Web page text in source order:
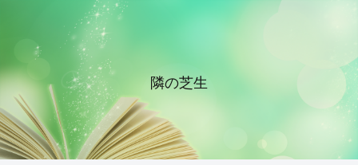
隣の芝生